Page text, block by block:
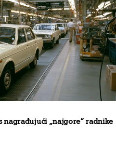
nagrađujući „najgore“ radnike